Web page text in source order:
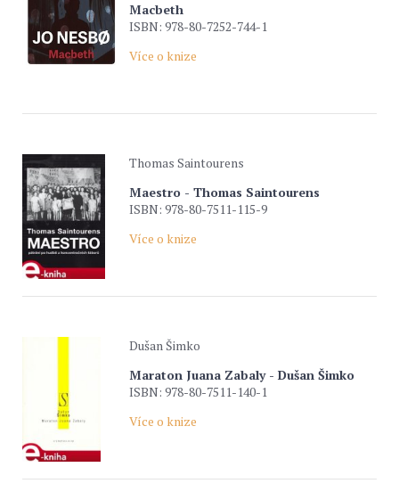
Macbeth
ISBN: 978-80-7252-744-1
Více o knize
Thomas Saintourens
Maestro - Thomas Saintourens
ISBN: 978-80-7511-115-9
Více o knize
Dušan Šimko
Maraton Juana Zabaly - Dušan Šimko
ISBN: 978-80-7511-140-1
Více o knize